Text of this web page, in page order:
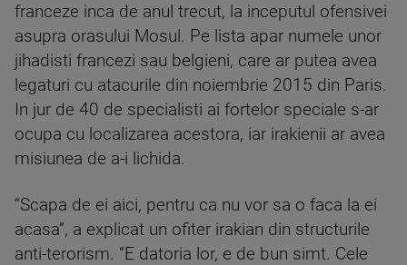
franceze inca de anul trecut, la inceputul ofensivei
asupra orasului Mosul. Pe lista apar numele unor
jihadisti francezi sau belgieni, care ar putea avea
legaturi cu atacurile din noiembrie 2015 din Paris.
In jur de 40 de specialisti ai fortelor speciale s-ar
ocupa cu localizarea acestora, iar irakienii ar avea
misiunea de a-i lichida.
“Scapa de ei aici, pentru ca nu vor sa o faca la ei
acasa”, a explicat un ofiter irakian din structurile
anti-terorism. “E datoria lor, e de bun simt. Cele